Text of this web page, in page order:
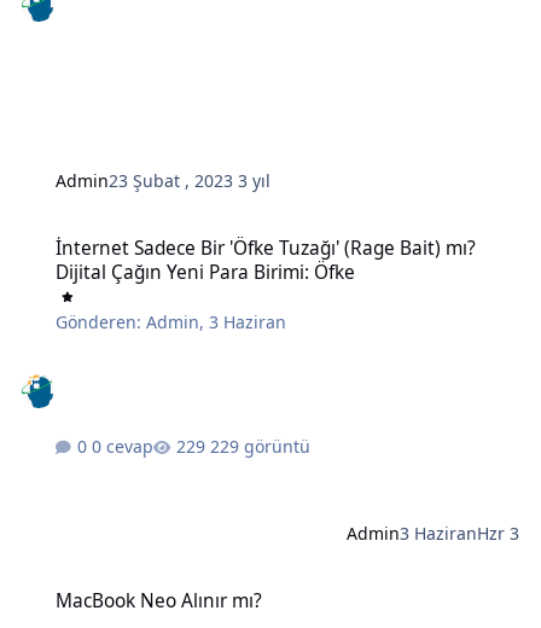
Admin23 Şubat , 20233 yıl
İnternet Sadece Bir 'Öfke Tuzağı' (Rage Bait) mı?
Dijital Çağın Yeni Para Birimi: Öfke
Gönderen:Admin,3 Haziran
0 cevap 229 görüntü
Admin3 HaziranHzr 3
MacBook Neo Alınır mı?